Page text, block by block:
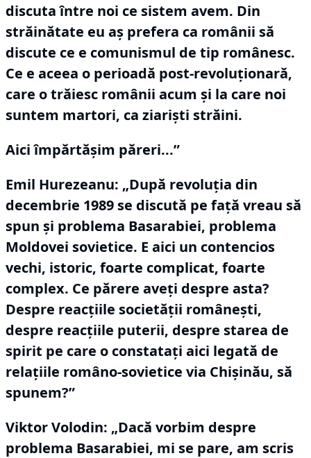
discuta între noi ce sistem avem. Din
străinătate eu aş prefera ca românii să
discute ce e comunismul de tip românesc.
Ce e aceea o perioadă post-revoluţionară,
care o trăiesc românii acum şi la care noi
suntem martori, ca ziarişti străini.
Aici împărtăşim păreri...”
Emil Hurezeanu: „După revoluţia din
decembrie 1989 se discută pe faţă vreau să
spun şi problema Basarabiei, problema
Moldovei sovietice. E aici un contencios
vechi, istoric, foarte complicat, foarte
complex. Ce părere aveţi despre asta?
Despre reacţiile societăţii româneşti,
despre reacţiile puterii, despre starea de
spirit pe care o constataţi aici legată de
relaţiile româno-sovietice via Chişinău, să
spunem?”
Viktor Volodin: „Dacă vorbim despre
problema Basarabiei, mi se pare, am scris